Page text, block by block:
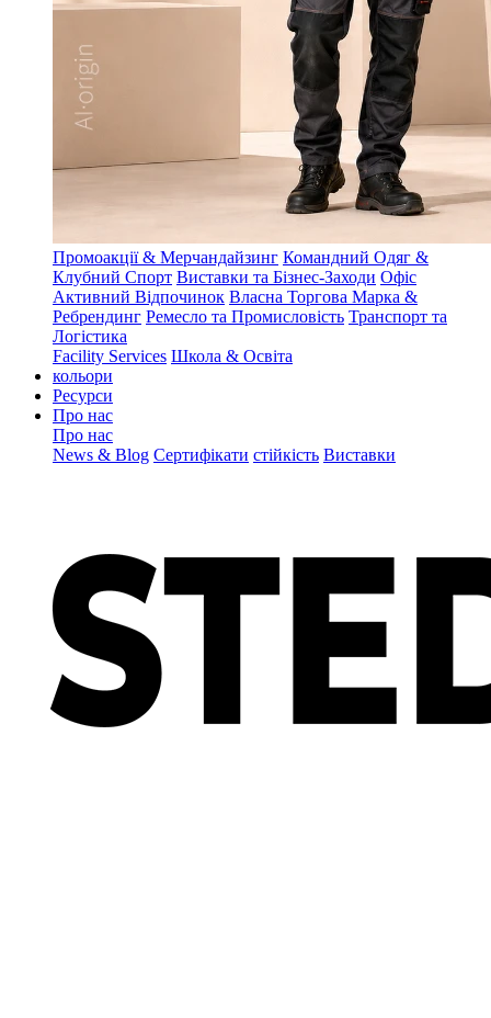
Промоакції & Мерчандайзинг Командний Одяг &
Клубний Спорт Виставки та Бізнес-Заходи Офіс
Активний Відпочинок Власна Торгова Марка &
Ребрендинг Ремесло та Промисловість Транспорт та
Логістика
Facility Services Школа & Освіта
кольори
Ресурси
Про нас
Про нас
News & Blog Сертифікати стійкість Виставки